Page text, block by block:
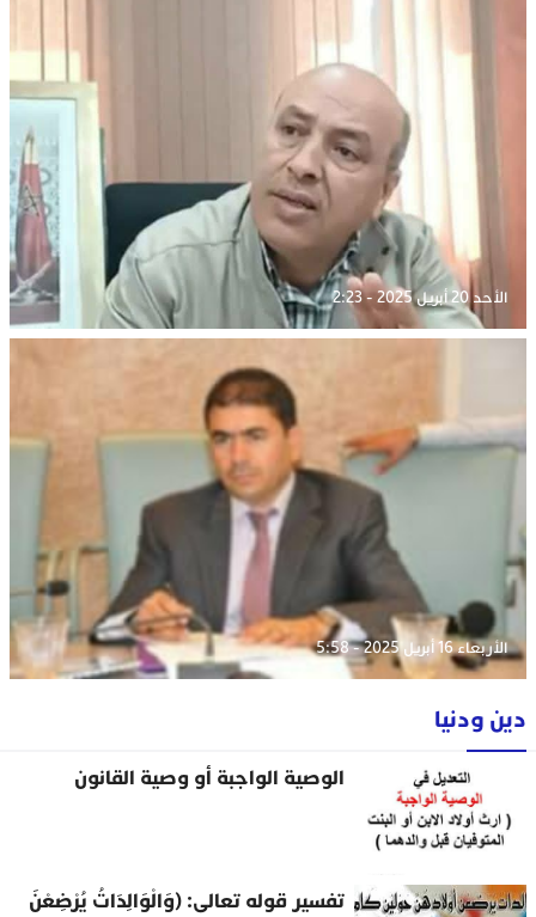
الأحد 20 أبريل 2025 - 2:23
الأربعاء 16 أبريل 2025 - 5:58
دين ودنيا
الوصية الواجبة أو وصية القانون
تفسير قوله تعالى: (وَالْوَالِدَاتُ يُرْضِعْنَ